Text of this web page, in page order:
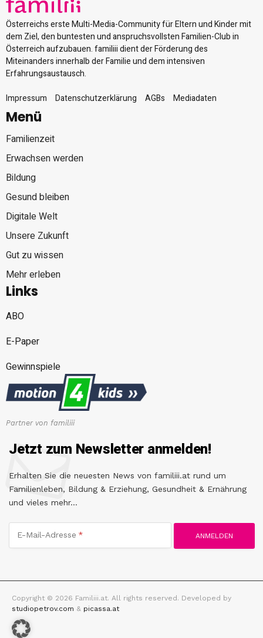
Österreichs erste Multi-Media-Community für Eltern und Kinder mit
dem Ziel, den buntesten und anspruchsvollsten Familien-Club in
Österreich aufzubauen. familiii dient der Förderung des
Miteinanders innerhalb der Familie und dem intensiven
Erfahrungsaustausch.
Impressum
Datenschutzerklärung AGBs Mediadaten
Menü
Familienzeit
Erwachsen werden
Bildung
Gesund bleiben
Digitale Welt
Unsere Zukunft
Gut zu wissen
Mehr erleben
Links
ABO
E-Paper
Gewinnspiele
Partner von familiii
Jetzt zum Newsletter anmelden!
Erhalten Sie die neuesten News von familiii.at rund um
Familienleben, Bildung & Erziehung, Gesundheit & Ernährung
und vieles mehr...
E-Mail-Adresse
Copyright © 2026 Familiii.at. All rights reserved. Developed by
studiopetrov.com & picassa.at